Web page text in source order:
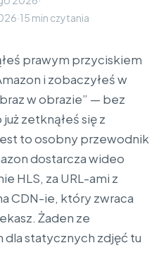
·15 min czytania
prawym przyciskiem
i zobaczyłeś w
w obrazie” — bez
zetknąłeś się z
to osobny przewodnik
dostarcza wideo
HLS, za URL-ami z
CDN-ie, który zwraca
Żaden ze
dla statycznych zdjęć tu